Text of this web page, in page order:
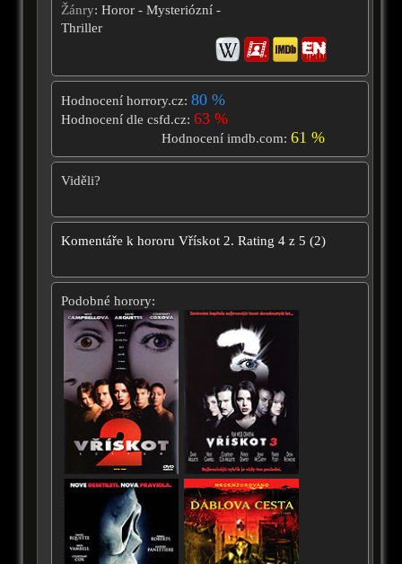
Žánry: Horor - Mysteriózní -
Thriller
Hodnocení horrory.cz: 80 %
Hodnocení dle csfd.cz: 63 %
Hodnocení imdb.com:61 %
Viděli?
Komentáře k hororu Vřískot 2. Rating 4 z 5 (2)
Podobné horory: